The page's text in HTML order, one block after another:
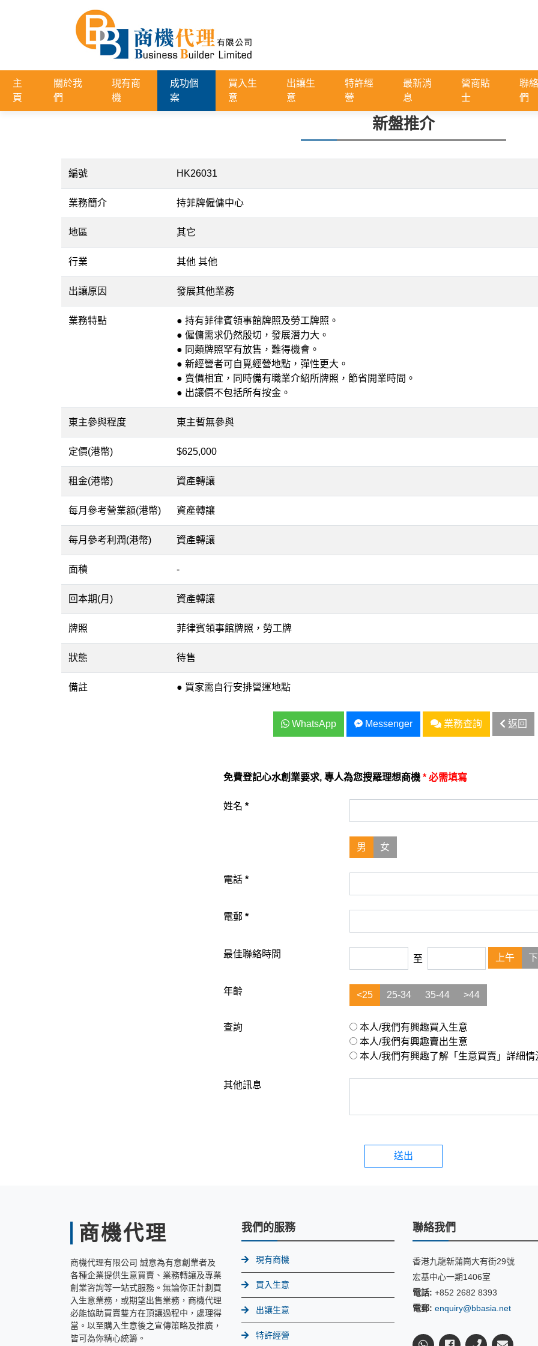
主
頁
關於我
們
現有商
機
成功個
案
買入生
意
出讓生
意
特許經
營
最新消
息
營商貼
士
聯
們
新盤推介
編號 HK26031
業務簡介 持菲牌僱傭中心
地區 其它
行業 其他 其他
出讓原因 發展其他業務
業務特點
● 持有菲律賓領事館牌照及勞工牌照。
● 僱傭需求仍然殷切，發展潛力大。
● 同類牌照罕有放售，難得機會。
● 新經營者可自覓經營地點，彈性更大。
● 賣價相宜，同時備有職業介紹所牌照，節省開業時間。
● 出讓價不包括所有按金。
東主參與程度 東主暫無參與
定價(港幣) $625,000
租金(港幣) 資產轉讓
每月參考營業額(港幣) 資產轉讓
每月參考利潤(港幣) 資產轉讓
面積 -
回本期(月) 資產轉讓
牌照 菲律賓領事館牌照，勞工牌
狀態 待售
備註 ● 買家需自行安排營運地點
WhatsApp Messenger 業務查詢 返回
免費登記心水創業要求, 專人為您搜羅理想商機 * 必需填寫
姓名 *
男 女
電話 *
電郵 *
最佳聯絡時間 至 上午
年齡 <25 25-34 35-44 >44
查詢
本人/我們有興趣買入生意
本人/我們有興趣賣出生意
本人/我們有興趣了解「生意買賣」詳細情
其他訊息
送出
商機代理
商機代理有限公司 誠意為有意創業者及
各種企業提供生意買賣、業務轉讓及專業
創業咨詢等一站式服務。無論你正計劃買
入生意業務，或期望出售業務，商機代理
必能協助買賣雙方在頂讓過程中，處理得
當。以至購入生意後之宣傳策略及推廣，
皆可為你精心統籌。
我們的服務
現有商機
買入生意
出讓生意
特許經營
聯絡我們
香港九龍新蒲崗大有街29號
宏基中心一期1406室
電話: +852 2682 8393
電郵: enquiry@bbasia.net